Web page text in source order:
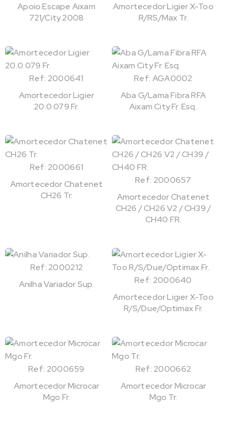
Apoio Escape Aixam
721/City 2008
Amortecedor Ligier X-Too
R/RS/Max Tr.
Ref: 2000641
Amortecedor Ligier
20.0.079 Fr.
Ref: AGA0002
Aba G/Lama Fibra RFA
Aixam City Fr. Esq.
Ref: 2000661
Amortecedor Chatenet
CH26 Tr.
Ref: 2000657
Amortecedor Chatenet
CH26 / CH26 V2 / CH39 /
CH40 FR.
Ref: 2000212
Anilha Variador Sup.
Ref: 2000640
Amortecedor Ligier X-Too
R/S/Due/Optimax Fr.
Ref: 2000659
Amortecedor Microcar
Mgo Fr.
Ref: 2000662
Amortecedor Microcar
Mgo Tr.